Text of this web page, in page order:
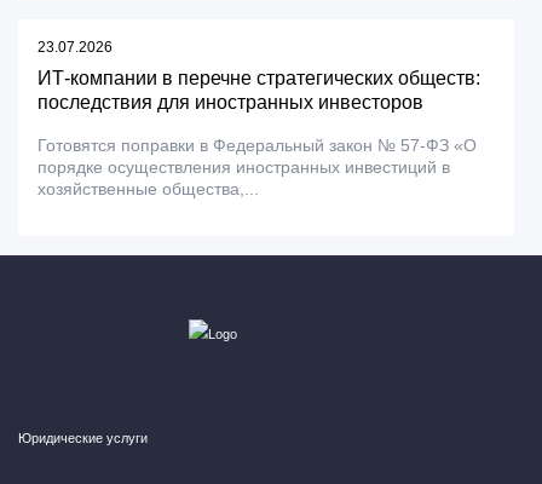
23.07.2026
ИТ-компании в перечне стратегических обществ:
последствия для иностранных инвесторов
Готовятся поправки в Федеральный закон № 57-ФЗ «О
порядке осуществления иностранных инвестиций в
хозяйственные общества,...
Юридические услуги